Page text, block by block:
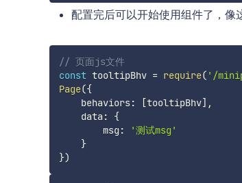
配置完后可以开始使用组件了，像
// 页面js文件
const tooltipBhv = require( '/
Page({
    behaviors
: [tooltipBhv] ,
    data
:
{
        msg
:
'测试msg'
}
})